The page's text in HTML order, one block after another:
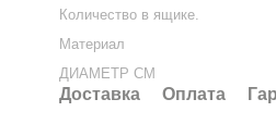
Количество в ящике.
Материал
ДИАМЕТР СМ
Доставка Оплата